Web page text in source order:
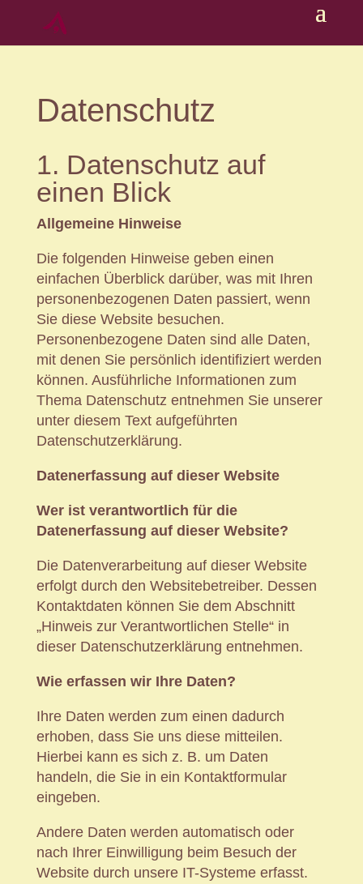
Datenschutz
1. Datenschutz auf
einen Blick
Allgemeine Hinweise
Die folgenden Hinweise geben einen
einfachen Überblick darüber, was mit Ihren
personenbezogenen Daten passiert, wenn
Sie diese Website besuchen.
Personenbezogene Daten sind alle Daten,
mit denen Sie persönlich identifiziert werden
können. Ausführliche Informationen zum
Thema Datenschutz entnehmen Sie unserer
unter diesem Text aufgeführten
Datenschutzerklärung.
Datenerfassung auf dieser Website
Wer ist verantwortlich für die
Datenerfassung auf dieser Website?
Die Datenverarbeitung auf dieser Website
erfolgt durch den Websitebetreiber. Dessen
Kontaktdaten können Sie dem Abschnitt
„Hinweis zur Verantwortlichen Stelle“ in
dieser Datenschutzerklärung entnehmen.
Wie erfassen wir Ihre Daten?
Ihre Daten werden zum einen dadurch
erhoben, dass Sie uns diese mitteilen.
Hierbei kann es sich z. B. um Daten
handeln, die Sie in ein Kontaktformular
eingeben.
Andere Daten werden automatisch oder
nach Ihrer Einwilligung beim Besuch der
Website durch unsere IT-Systeme erfasst.